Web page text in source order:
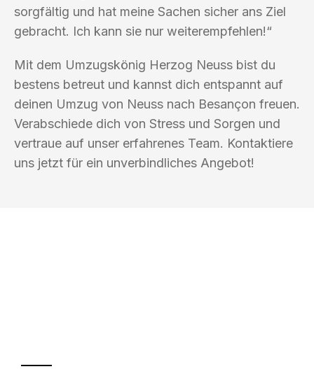
sorgfältig und hat meine Sachen sicher ans Ziel
gebracht. Ich kann sie nur weiterempfehlen!“
Mit dem Umzugskönig Herzog Neuss bist du
bestens betreut und kannst dich entspannt auf
deinen Umzug von Neuss nach Besançon freuen.
Verabschiede dich von Stress und Sorgen und
vertraue auf unser erfahrenes Team. Kontaktiere
uns jetzt für ein unverbindliches Angebot!